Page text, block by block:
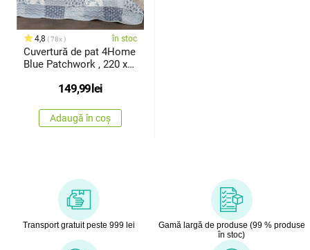
4,8 78x în stoc
Cuvertură de pat 4Home
Blue Patchwork , 220 x
149,99lei
Adaugă în coș
Transport gratuit peste 999 lei
Gamă largă de produse (99 % produse
în stoc)